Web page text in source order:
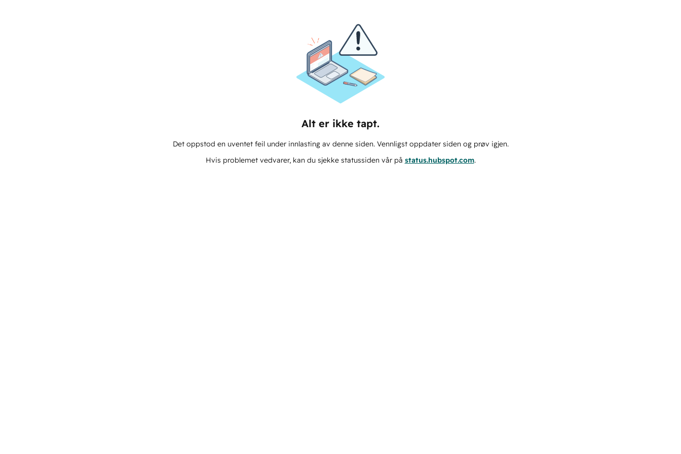
Alt er ikke tapt.
Det oppstod en uventet feil under innlasting av denne siden. Vennligst oppdater siden og prøv igjen.
Hvis problemet vedvarer, kan du sjekke statussiden vår på status.hubspot.com.